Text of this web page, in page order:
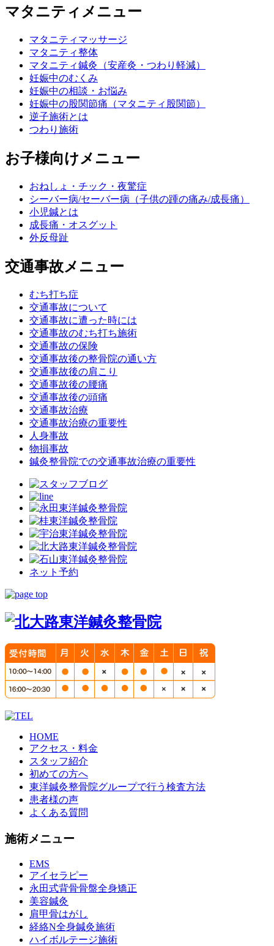
マタニティメニュー
マタニティマッサージ
マタニティ整体
マタニティ鍼灸（安産灸・つわり軽減）
妊娠中のむくみ
妊娠中の相談・お悩み
妊娠中の股関節痛（マタニティ股関節）
逆子施術とは
つわり施術
お子様向けメニュー
おねしょ・チック・夜驚症
シーバー病/セーバー病（子供の踵の痛み/成長痛）
小児鍼とは
成長痛・オスグット
外反母趾
交通事故メニュー
むち打ち症
交通事故について
交通事故に遭った時には
交通事故のむち打ち施術
交通事故の保険
交通事故後の整骨院の通い方
交通事故後の肩こり
交通事故後の腰痛
交通事故後の頭痛
交通事故治療
交通事故治療の重要性
人身事故
物損事故
鍼灸整骨院での交通事故治療の重要性
ネット予約
HOME
アクセス・料金
スタッフ紹介
初めての方へ
東洋鍼灸整骨院グループで行う検査方法
患者様の声
よくある質問
施術メニュー
EMS
アイセラピー
永田式背骨骨盤全身矯正
美容鍼灸
肩甲骨はがし
経絡N全身鍼灸施術
ハイボルテージ施術